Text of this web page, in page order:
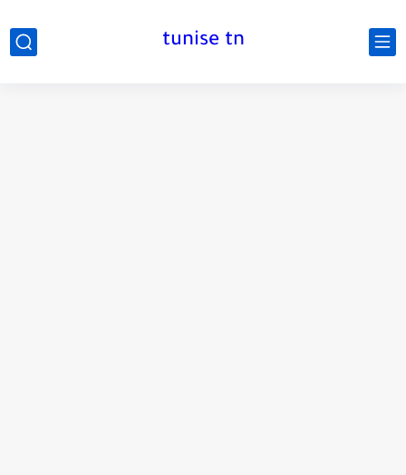
tunise tn